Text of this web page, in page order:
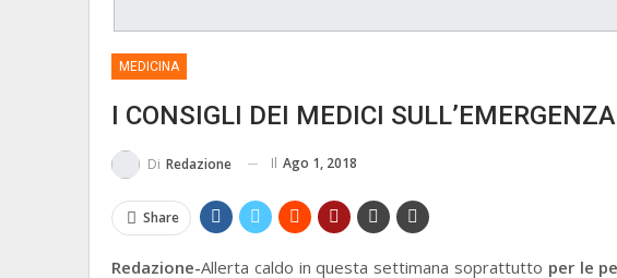
MEDICINA
I CONSIGLI DEI MEDICI
Di Redazione Il Ago 1, 2018
Share
Redazione-Allerta caldo in questa settimana soprattutto per le